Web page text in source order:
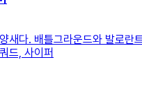
새다. 배틀그라운드와 발로
드, 사이퍼